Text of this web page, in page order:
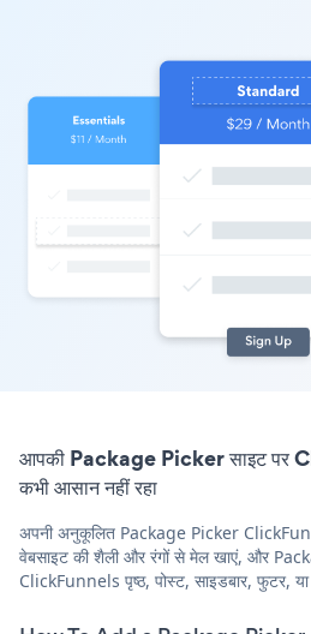
आपकी Package Picker साइट पर
कभी आसान नहीं रहा
अपनी अनुकूलित Package Picker
वेबसाइट की शैली और रंगों से मेल खाएं, और
ClickFunnels पृष्ठ, पोस्ट, साइडबार, फुटर,